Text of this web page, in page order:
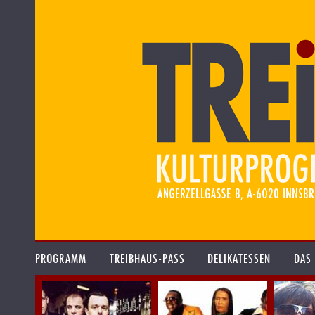
PROGRAMM TREIBHAUS-PASS DELIKATESSEN